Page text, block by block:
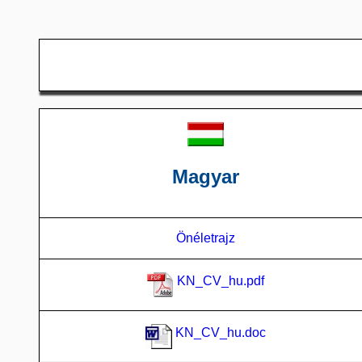
Magyar
Önéletrajz
KN_CV_hu.pdf
KN_CV_hu.doc